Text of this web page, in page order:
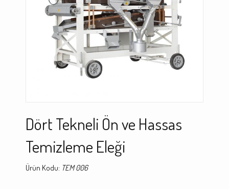
Dört Tekneli Ön ve Hassas
Temizleme Eleği
Ürün Kodu: TEM 006